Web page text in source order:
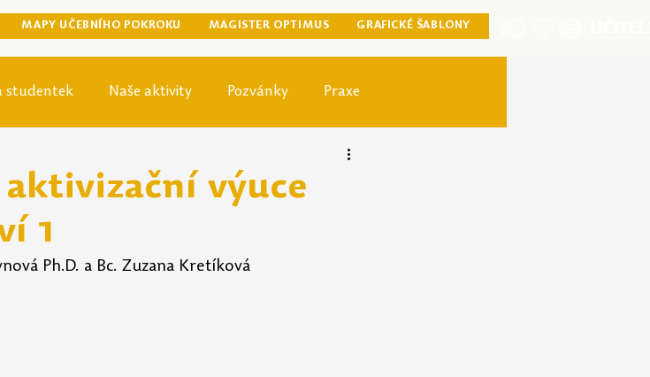
MAPY UČEBNÍHO POKROKU MAGISTER OPTIMUS GRAFICKÉ ŠABLONY
studentek Naše aktivity Pozvánky Praxe
výuce
1
Ph.D. a Bc. Zuzana Kretíková